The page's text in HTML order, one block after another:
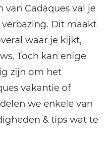
van Cadaques val je
Dit maakt
waar je kijkt,
Toch kan enige
zijn om het
vakantie of
we enkele van
& tips wat te